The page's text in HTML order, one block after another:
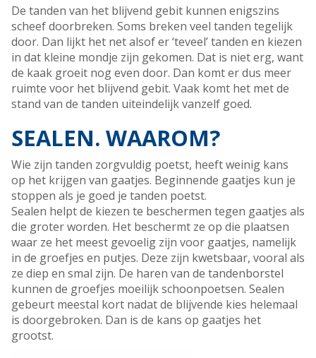
De tanden van het blijvend gebit kunnen enigszins
scheef doorbreken. Soms breken veel tanden tegelijk
door. Dan lijkt het net alsof er ‘teveel’ tanden en kiezen
in dat kleine mondje zijn gekomen. Dat is niet erg, want
de kaak groeit nog even door. Dan komt er dus meer
ruimte voor het blijvend gebit. Vaak komt het met de
stand van de tanden uiteindelijk vanzelf goed.
SEALEN. WAAROM?
Wie zijn tanden zorgvuldig poetst, heeft weinig kans
op het krijgen van gaatjes. Beginnende gaatjes kun je
stoppen als je goed je tanden poetst.
Sealen helpt de kiezen te beschermen tegen gaatjes als
die groter worden. Het beschermt ze op die plaatsen
waar ze het meest gevoelig zijn voor gaatjes, namelijk
in de groefjes en putjes. Deze zijn kwetsbaar, vooral als
ze diep en smal zijn. De haren van de tandenborstel
kunnen de groefjes moeilijk schoonpoetsen. Sealen
gebeurt meestal kort nadat de blijvende kies helemaal
is doorgebroken. Dan is de kans op gaatjes het
grootst.